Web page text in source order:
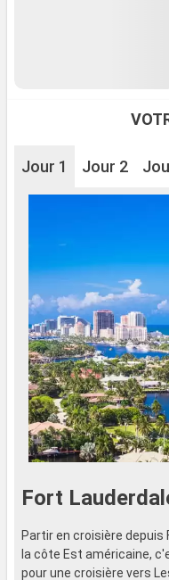
Jour 1 Jour 2
Fort
Partir en croisière depuis
la côte Est américaine,
pour une croisière vers